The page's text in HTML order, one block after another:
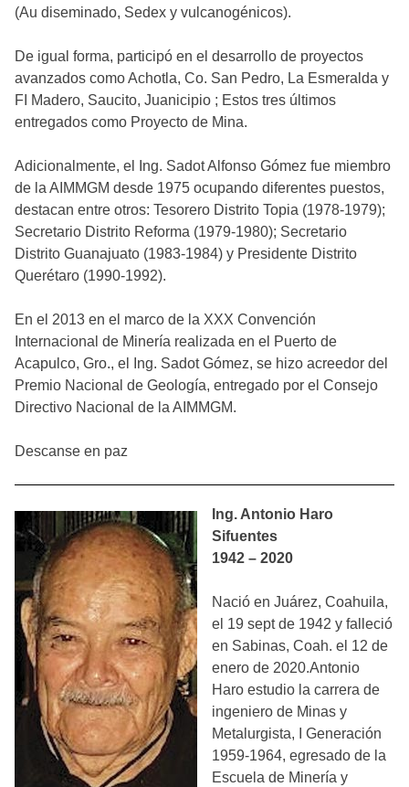
(Au diseminado, Sedex y vulcanogénicos).
De igual forma, participó en el desarrollo de proyectos
avanzados como Achotla, Co. San Pedro, La Esmeralda y
FI Madero, Saucito, Juanicipio ; Estos tres últimos
entregados como Proyecto de Mina.
Adicionalmente, el Ing. Sadot Alfonso Gómez fue miembro
de la AIMMGM desde 1975 ocupando diferentes puestos,
destacan entre otros: Tesorero Distrito Topia (1978-1979);
Secretario Distrito Reforma (1979-1980); Secretario
Distrito Guanajuato (1983-1984) y Presidente Distrito
Querétaro (1990-1992).
En el 2013 en el marco de la XXX Convención
Internacional de Minería realizada en el Puerto de
Acapulco, Gro., el Ing. Sadot Gómez, se hizo acreedor del
Premio Nacional de Geología, entregado por el Consejo
Directivo Nacional de la AIMMGM.
Descanse en paz
Ing. Antonio Haro
Sifuentes
1942 – 2020
Nació en Juárez, Coahuila,
el 19 sept de 1942 y falleció
en Sabinas, Coah. el 12 de
enero de 2020.Antonio
Haro estudio la carrera de
ingeniero de Minas y
Metalurgista, I Generación
1959-1964, egresado de la
Escuela de Minería y